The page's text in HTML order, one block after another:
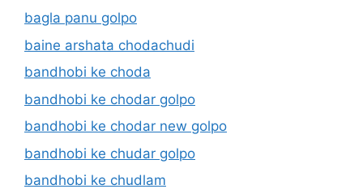
bagla panu golpo
baine arshata chodachudi
bandhobi ke choda
bandhobi ke chodar golpo
bandhobi ke chodar new golpo
bandhobi ke chudar golpo
bandhobi ke chudlam